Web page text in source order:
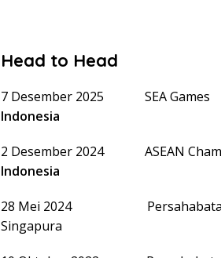
Head to Head
7 Desember 2025 SEA
Indonesia
2 Desember 2024 ASEAN
Indonesia
28 Mei 2024
Singapura